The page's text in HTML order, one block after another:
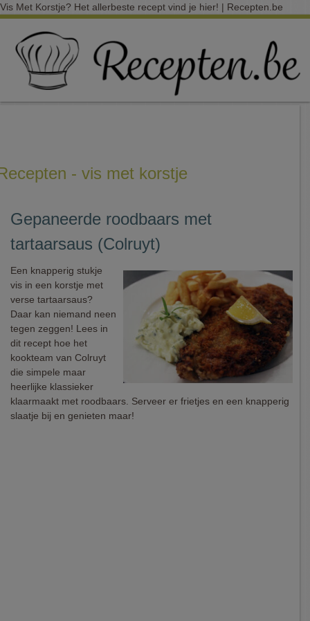
Vis Met Korstje? Het allerbeste recept vind je hier! | Recepten.be
- vis met korstje
Gepaneerde roodbaars met
tartaarsaus (Colruyt)
Een knapperig stukje
vis in een korstje met
verse tartaarsaus?
Daar kan niemand neen
tegen zeggen! Lees in
dit recept hoe het
kookteam van Colruyt
die simpele maar
heerlijke klassieker
klaarmaakt met roodbaars. Serveer er frietjes en een knapperig
slaatje bij en genieten maar!